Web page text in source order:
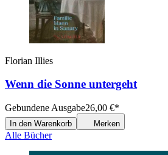
Florian Illies
Wenn die Sonne untergeht
Gebundene Ausgabe26,00 €*
In den Warenkorb Merken
Alle Bücher